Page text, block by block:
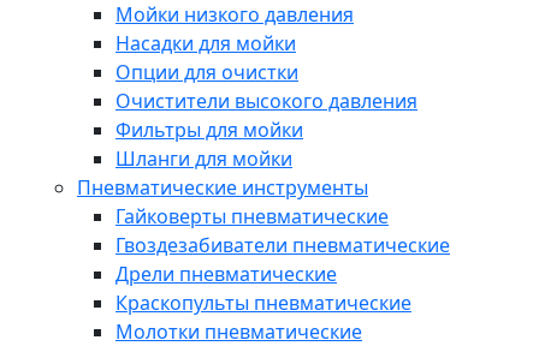
Мойки низкого давления
Насадки для мойки
Опции для очистки
Очистители высокого давления
Фильтры для мойки
Шланги для мойки
Пневматические инструменты
Гайковерты пневматические
Гвоздезабиватели пневматические
Дрели пневматические
Краскопульты пневматические
Молотки пневматические